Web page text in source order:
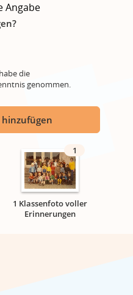
Angabe
die
genommen.
1
1 Klassenfoto voller
Erinnerungen